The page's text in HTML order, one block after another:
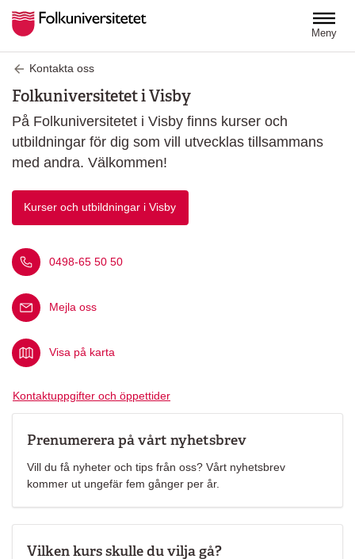
Meny
Kontakta oss
Folkuniversitetet i Visby
På Folkuniversitetet i Visby finns kurser och
utbildningar för dig som vill utvecklas tillsammans
med andra. Välkommen!
Kurser och utbildningar i Visby
Ring oss på nummer
0498-65 50 50
Mejla oss
Visa på karta
Kontaktuppgifter och öppettider
Prenumerera på vårt nyhetsbrev
Vill du få nyheter och tips från oss? Vårt nyhetsbrev
kommer ut ungefär fem gånger per år.
Vilken kurs skulle du vilja gå?